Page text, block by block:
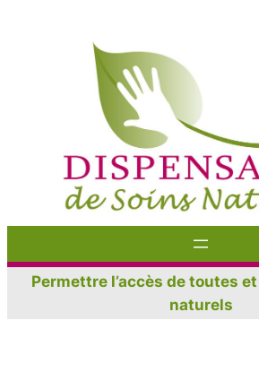
Permettre l’accès de toutes
naturels